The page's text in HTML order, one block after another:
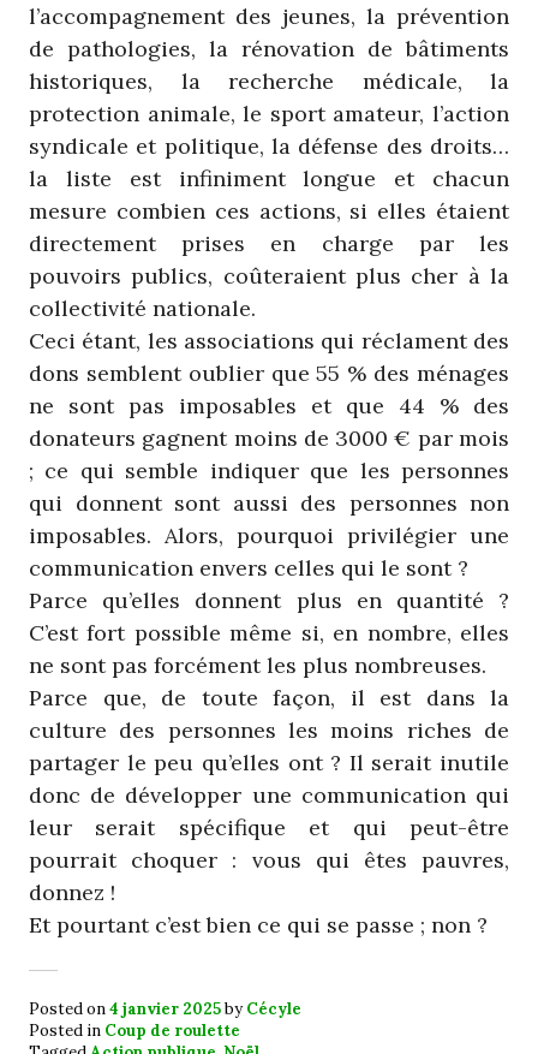
l’accompagnement des jeunes, la prévention
de pathologies, la rénovation de bâtiments
historiques, la recherche médicale, la
protection animale, le sport amateur, l’action
syndicale et politique, la défense des droits…
la liste est infiniment longue et chacun
mesure combien ces actions, si elles étaient
directement prises en charge par les
pouvoirs publics, coûteraient plus cher à la
collectivité nationale.
Ceci étant, les associations qui réclament des
dons semblent oublier que 55 % des ménages
ne sont pas imposables et que 44 % des
donateurs gagnent moins de 3000 € par mois
; ce qui semble indiquer que les personnes
qui donnent sont aussi des personnes non
imposables. Alors, pourquoi privilégier une
communication envers celles qui le sont ?
Parce qu’elles donnent plus en quantité ?
C’est fort possible même si, en nombre, elles
ne sont pas forcément les plus nombreuses.
Parce que, de toute façon, il est dans la
culture des personnes les moins riches de
partager le peu qu’elles ont ? Il serait inutile
donc de développer une communication qui
leur serait spécifique et qui peut-être
pourrait choquer : vous qui êtes pauvres,
donnez !
Et pourtant c’est bien ce qui se passe ; non ?
Posted on4 janvier 2025byCécyle
Posted in Coup de roulette